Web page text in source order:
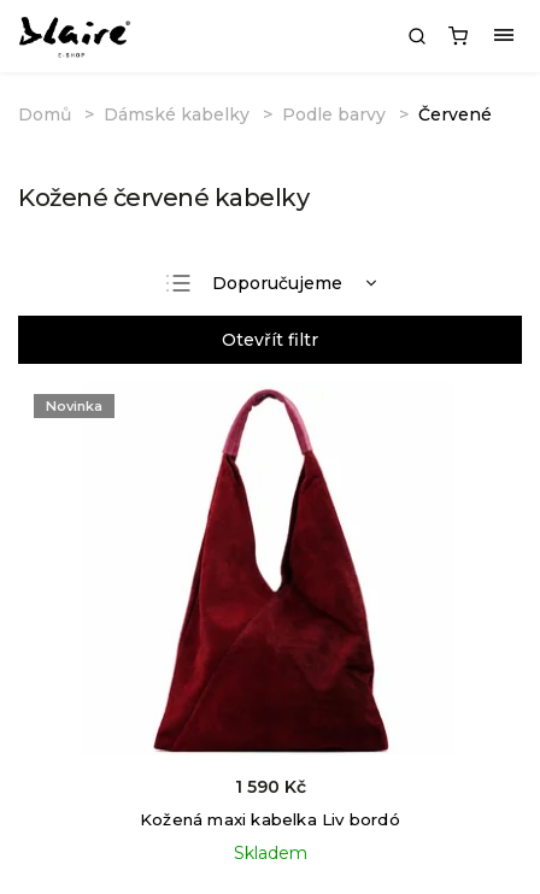
Domů Dámské kabelky Podle barvy Červené
Kožené červené kabelky
Doporučujeme
Nejlevnější
Nejdražší
Nejprodávanější
Abecedně
Otevřít filtr
Novinka
Kožená maxi kabelka Liv bordó
Skladem
1 590 Kč